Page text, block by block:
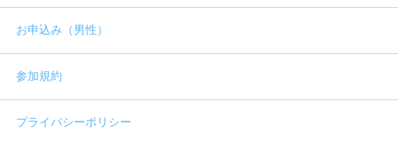
お申込み（男性）
参加規約
プライバシーポリシー